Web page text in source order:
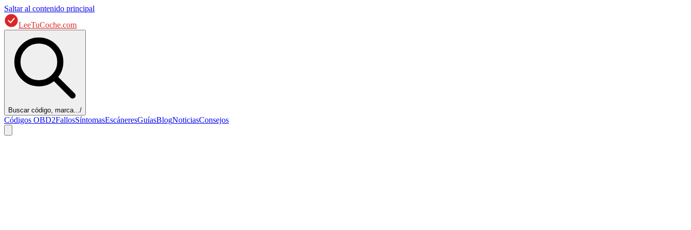
Saltar al contenido principal
LeeTuCoche.com
Buscar código, marca.../
Códigos OBD2FallosSíntomasEscáneresGuíasBlogNoticiasConsejos